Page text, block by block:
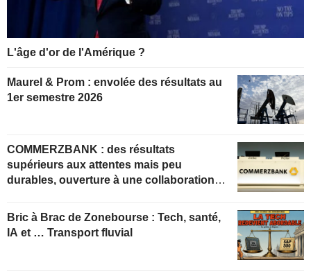
L'âge d'or de l'Amérique ?
Maurel & Prom : envolée des résultats au
1er semestre 2026
COMMERZBANK : des résultats
supérieurs aux attentes mais peu
durables, ouverture à une collaboration
Bric à Brac de Zonebourse : Tech, santé,
IA et … Transport fluvial